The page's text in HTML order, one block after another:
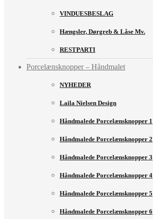
VINDUESBESLAG
Hængsler, Dørgreb & Låse Mv.
RESTPARTI
Porcelænsknopper – Håndmalet
NYHEDER
Laila Nielsen Design
Håndmalede Porcelænsknopper 1
Håndmalede Porcelænsknopper 2
Håndmalede Porcelænsknopper 3
Håndmalede Porcelænsknopper 4
Håndmalede Porcelænsknopper 5
Håndmalede Porcelænsknopper 6